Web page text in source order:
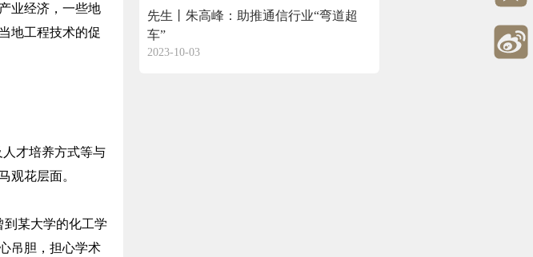
业经济，一些地
地工程技术的促
才培养方式等与
观花层面。
某大学的化工学
吊胆，担心学术
先生丨朱高峰：助推通信行业“弯道超
车”
2023-10-03